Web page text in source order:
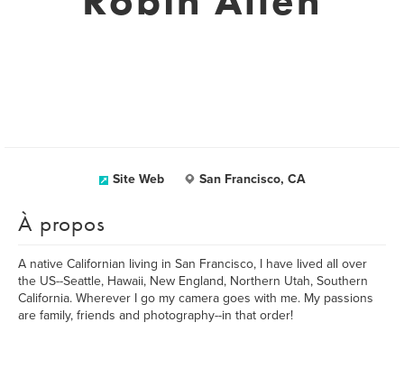
Site Web San Francisco, CA
À propos
A native Californian living in San Francisco, I have lived all over
the US--Seattle, Hawaii, New England, Northern Utah, Southern
California. Wherever I go my camera goes with me. My passions
are family, friends and photography--in that order!